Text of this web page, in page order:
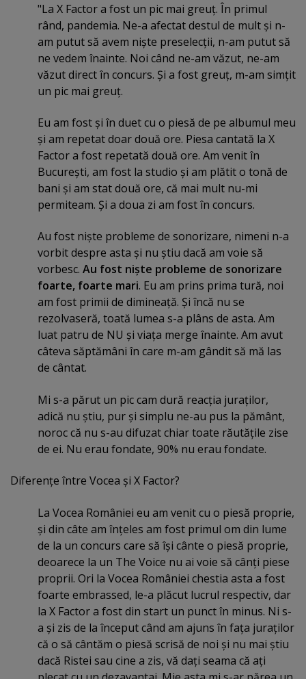
"La X Factor a fost un pic mai greuţ. În primul
rând, pandemia. Ne-a afectat destul de mult şi n-
am putut să avem nişte preselecţii, n-am putut să
ne vedem înainte. Noi când ne-am văzut, ne-am
văzut direct în concurs. Şi a fost greuţ, m-am simţit
un pic mai greuţ.
Eu am fost şi în duet cu o piesă de pe albumul meu
şi am repetat doar două ore. Piesa cantată la X
Factor a fost repetată două ore. Am venit în
Bucureşti, am fost la studio şi am plătit o tonă de
bani şi am stat două ore, că mai mult nu-mi
permiteam. Şi a doua zi am fost în concurs.
Au fost nişte probleme de sonorizare, nimeni n-a
vorbit despre asta şi nu ştiu dacă am voie să
vorbesc. Au fost nişte probleme de sonorizare
foarte, foarte mari. Eu am prins prima tură, noi
am fost primii de dimineaţă. Şi încă nu se
rezolvaseră, toată lumea s-a plâns de asta. Am
luat patru de NU şi viaţa merge înainte. Am avut
câteva săptămâni în care m-am gândit să mă las
de cântat.
Mi s-a părut un pic cam dură reacţia juraţilor,
adică nu ştiu, pur şi simplu ne-au pus la pământ,
noroc că nu s-au difuzat chiar toate răutăţile zise
de ei. Nu erau fondate, 90% nu erau fondate.
Diferenţe între Vocea şi X Factor?
La Vocea României eu am venit cu o piesă proprie,
şi din câte am înţeles am fost primul om din lume
de la un concurs care să îşi cânte o piesă proprie,
deoarece la un The Voice nu ai voie să cânţi piese
proprii. Ori la Vocea României chestia asta a fost
foarte embrassed, le-a plăcut lucrul respectiv, dar
la X Factor a fost din start un punct în minus. Ni s-
a şi zis de la început când am ajuns în faţa juraţilor
că o să cântăm o piesă scrisă de noi şi nu mai ştiu
dacă Ristei sau cine a zis, vă daţi seama că aţi